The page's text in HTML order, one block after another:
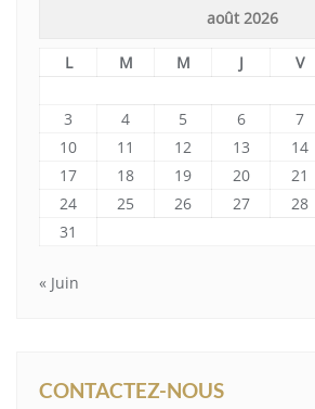
août 2026
L M M J V
3
4 5 6 7
10
11 12 13 14
17
18 19 20 21
24
25 26 27 28
31
« Juin
CONTACTEZ-NOUS